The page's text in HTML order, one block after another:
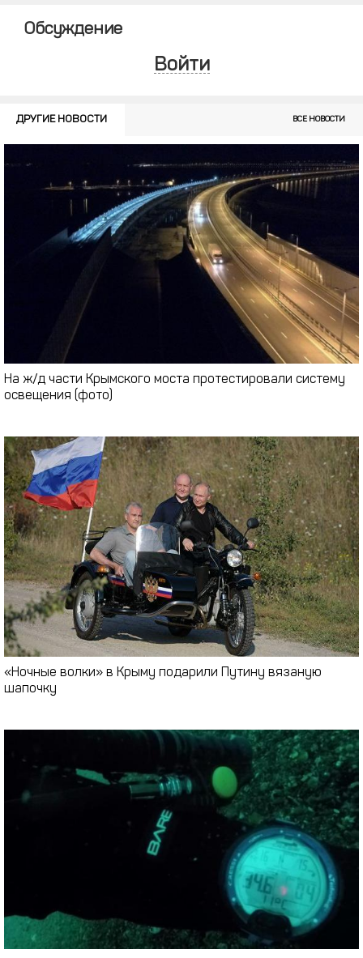
Обсуждение
Войти
На ж/д части Крымского моста протестировали систему
освещения (фото)
«Ночные волки» в Крыму подарили Путину вязаную
шапочку
ДРУГИЕ НОВОСТИ ВСЕ НОВОСТИ